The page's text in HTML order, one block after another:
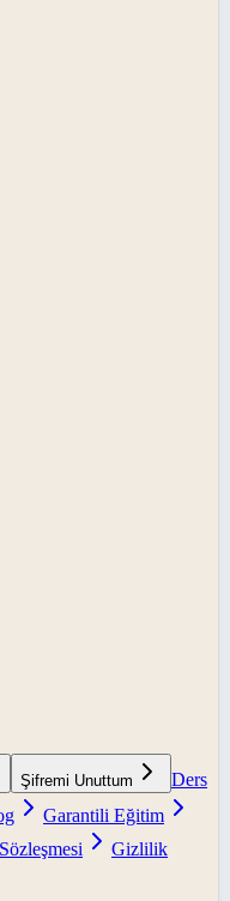
Şifremi Unuttum
Ders
Garantili Eğitim
Gizlilik